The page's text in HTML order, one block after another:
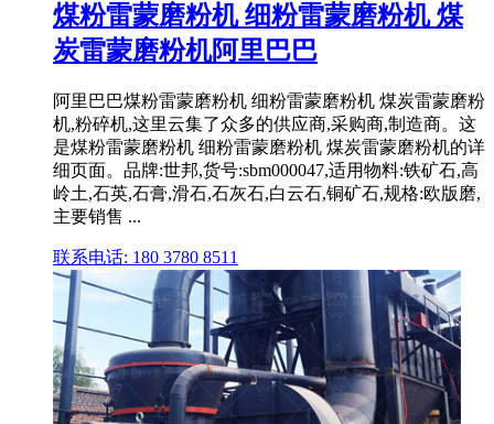
煤粉雷蒙磨粉机 细粉雷蒙磨粉机 煤
炭雷蒙磨粉机阿里巴巴
阿里巴巴煤粉雷蒙磨粉机 细粉雷蒙磨粉机 煤炭雷蒙磨粉
机,粉碎机,这里云集了众多的供应商,采购商,制造商。这
是煤粉雷蒙磨粉机 细粉雷蒙磨粉机 煤炭雷蒙磨粉机的详
细页面。品牌:世邦,货号:sbm000047,适用物料:铁矿石,高
岭土,石英,石膏,滑石,石灰石,白云石,铜矿石,规格:欧版磨,
主要销售 ...
联系电话: 180 3780 8511